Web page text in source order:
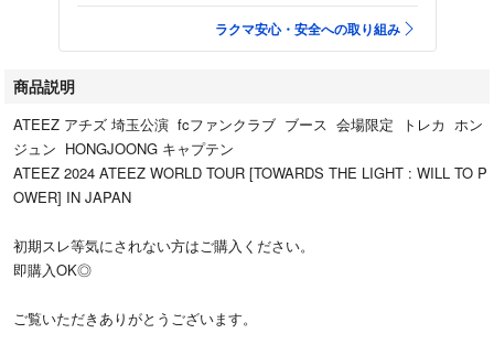
ラクマ安心・安全への取り組み
商品説明
ATEEZ アチズ 埼玉公演 fcファンクラブ ブース 会場限定 トレカ ホン
ジュン HONGJOONG キャプテン
ATEEZ 2024 ATEEZ WORLD TOUR [TOWARDS THE LIGHT : WILL TO P
OWER] IN JAPAN
初期スレ等気にされない方はご購入ください。
即購入OK◎
ご覧いただきありがとうございます。